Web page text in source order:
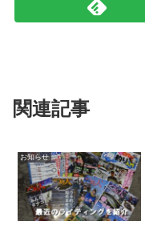
関連記事
お知らせ